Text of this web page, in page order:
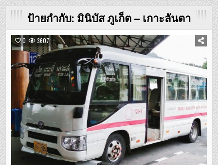
ป้ายกำกับ: มินิบัส ภูเก็ต – เกาะลันตา
0 3607